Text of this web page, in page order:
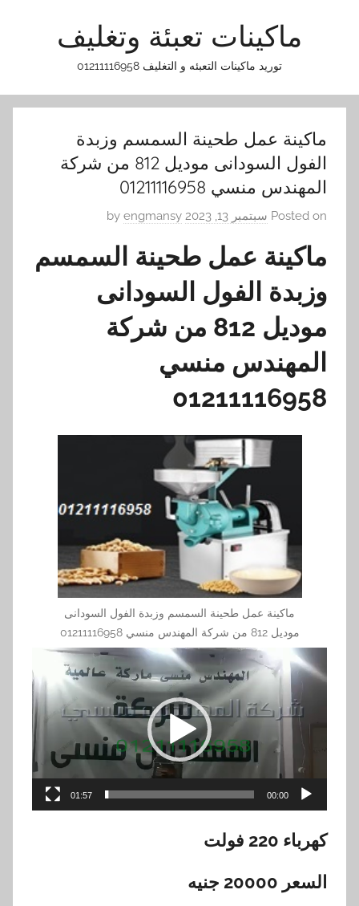
ماكينات تعبئة وتغليف
توريد ماكينات التعبئه و التغليف 01211116958
ماكينة عمل طحينة السمسم وزبدة
الفول السودانى موديل 812 من شركة
المهندس منسي 01211116958
Posted on سبتمبر 13, 2023 engmansy
ماكينة عمل طحينة السمسم
وزبدة الفول السودانى
موديل 812 من شركة
المهندس منسي
01211116958
ماكينة عمل طحينة السمسم وزبدة الفول السودانى
موديل 812 من شركة المهندس منسي 01211116958
مشغل
الفيديو
00:00
01:57
كهرباء 220 فولت
السعر 20000 جنيه